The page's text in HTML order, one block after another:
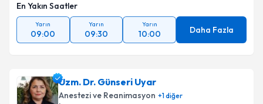
En Yakın Saatler
Yarın
09:00
Yarın
09:30
Yarın
10:00 Daha Fazla
Uzm. Dr. Günseri Uyar
Anestezi ve Reanimasyon +1diğer